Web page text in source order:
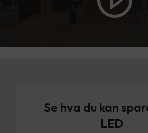
Se hva du kan
LED